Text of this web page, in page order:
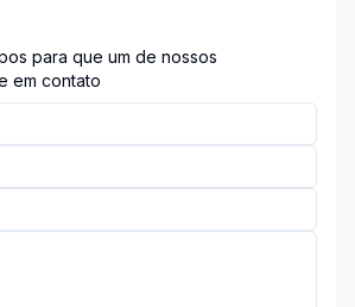
para que um de nossos
em contato